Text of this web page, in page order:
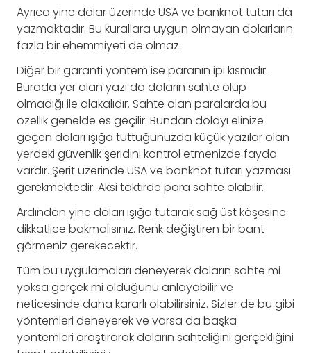
Ayrıca yine dolar üzerinde USA ve banknot tutarı da
yazmaktadır. Bu kurallara uygun olmayan dolarların
fazla bir ehemmiyeti de olmaz.
Diğer bir garanti yöntem ise paranın ipi kısmıdır.
Burada yer alan yazı da doların sahte olup
olmadığı ile alakalıdır. Sahte olan paralarda bu
özellik genelde es geçilir. Bundan dolayı elinize
geçen doları ışığa tuttuğunuzda küçük yazılar olan
yerdeki güvenlik şeridini kontrol etmenizde fayda
vardır. Şerit üzerinde USA ve banknot tutarı yazması
gerekmektedir. Aksi taktirde para sahte olabilir.
Ardından yine doları ışığa tutarak sağ üst köşesine
dikkatlice bakmalısınız. Renk değiştiren bir bant
görmeniz gerekecektir.
Tüm bu uygulamaları deneyerek doların sahte mi
yoksa gerçek mi olduğunu anlayabilir ve
neticesinde daha kararlı olabilirsiniz. Sizler de bu gibi
yöntemleri deneyerek ve varsa da başka
yöntemleri araştırarak doların sahteliğini gerçekliğini